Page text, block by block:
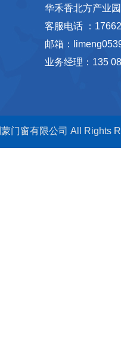
华禾香北方产业
客服电话 ：
邮箱：
业务经理：135
门窗有限公司 All Rights